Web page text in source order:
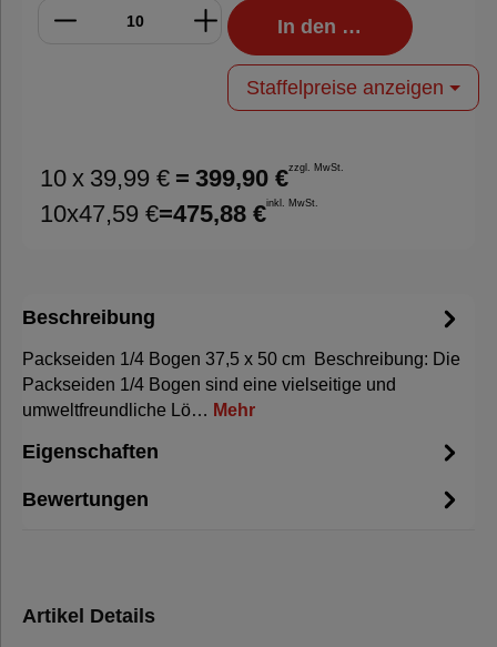
In den Warenkorb
Staffelpreise anzeigen
10 x 39,99 € = 399,90 €zzgl. MwSt.
10x47,59 €=475,88 €inkl. MwSt.
Beschreibung
Packseiden 1/4 Bogen 37,5 x 50 cm Beschreibung: Die
Packseiden 1/4 Bogen sind eine vielseitige und
umweltfreundliche Lö… Mehr
Eigenschaften
Bewertungen
Artikel Details